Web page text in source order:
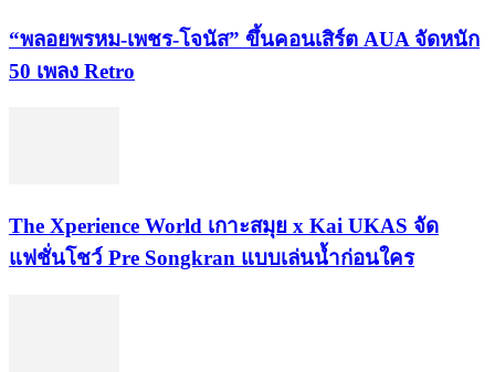
“พลอยพรหม-เพชร-โจนัส” ขึ้นคอนเสิร์ต AUA จัดหนัก
50 เพลง Retro
​The Xperience World เกาะสมุย x Kai UKAS จัด
แฟชั่นโชว์ Pre Songkran แบบเล่นน้ำก่อนใคร